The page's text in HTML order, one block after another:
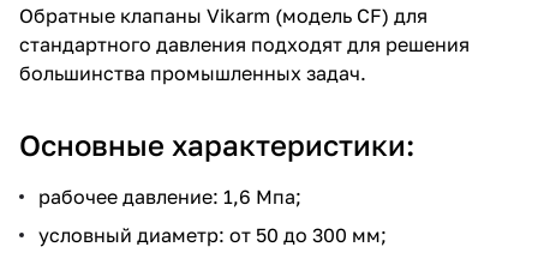
Обратные клапаны Vikarm (модель CF) для
стандартного давления подходят для решения
большинства промышленных задач.
Основные характеристики:
рабочее давление: 1,6 Мпа;
условный диаметр: от 50 до 300 мм;